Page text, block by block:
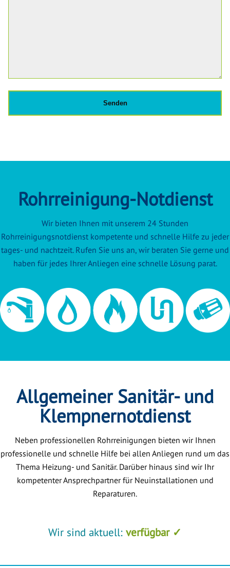
Rohrreinigung-Notdienst
Wir bieten Ihnen mit unserem 24 Stunden
Rohrreinigungsnotdienst kompetente und schnelle Hilfe zu jeder
tages- und nachtzeit. Rufen Sie uns an, wir beraten Sie gerne und
haben für jedes Ihrer Anliegen eine schnelle Lösung parat.
Allgemeiner Sanitär- und
Klempnernotdienst
Neben professionellen Rohrreinigungen bieten wir Ihnen
professionelle und schnelle Hilfe bei allen Anliegen rund um das
Thema Heizung- und Sanitär. Darüber hinaus sind wir Ihr
kompetenter Ansprechpartner für Neuinstallationen und
Reparaturen.
Wir sind aktuell: verfügbar ✓